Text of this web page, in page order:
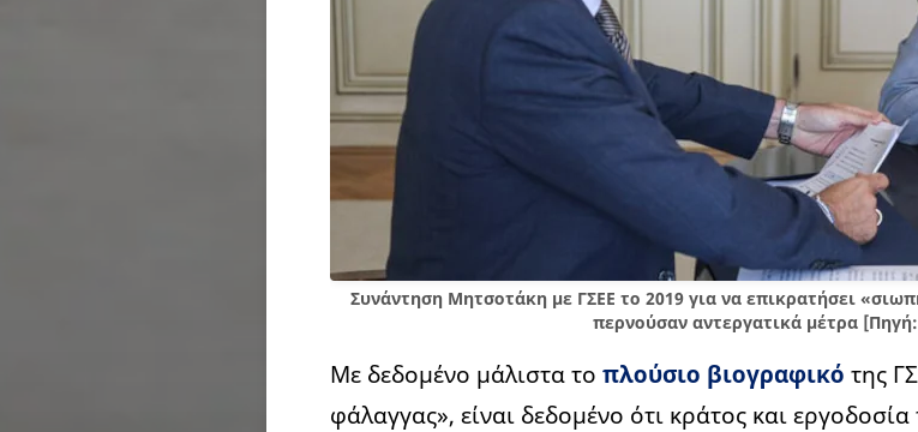
Συνάντηση Μητσοτάκη με ΓΣΕΕ το 2019 για να επικρατήσει
περνούσαν αντεργατικά μέτρα
Με δεδομένο μάλιστα το πλούσιο βιογραφικό της
φάλαγγας», είναι δεδομένο ότι κράτος και